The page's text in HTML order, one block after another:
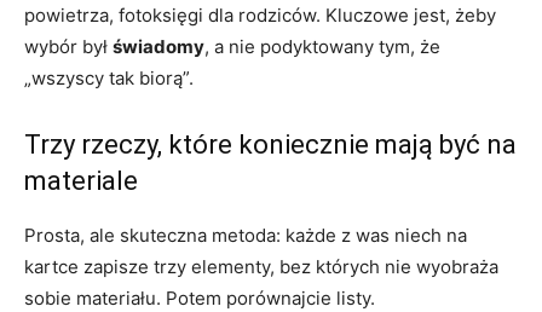
powietrza, fotoksięgi dla rodziców. Kluczowe jest, żeby
wybór był świadomy, a nie podyktowany tym, że
„wszyscy tak biorą”.
Trzy rzeczy, które koniecznie mają być na
materiale
Prosta, ale skuteczna metoda: każde z was niech na
kartce zapisze trzy elementy, bez których nie wyobraża
sobie materiału. Potem porównajcie listy.